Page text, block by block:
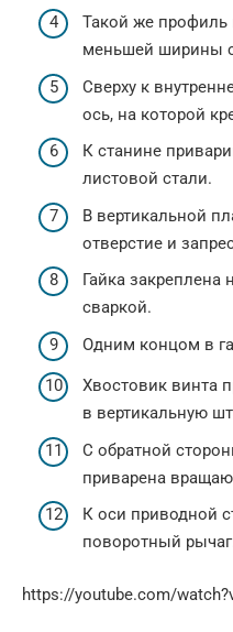
Такой же профиль
меньшей ширины
Сверху к
ось, на которой
К станине
листовой стали.
В вертикальной
отверстие и
Гайка закреплена
сваркой.
Одним концом в
Хвостовик винта
в вертикальную
С обратной
приварена
К оси приводной
поворотный
https://youtube.com/